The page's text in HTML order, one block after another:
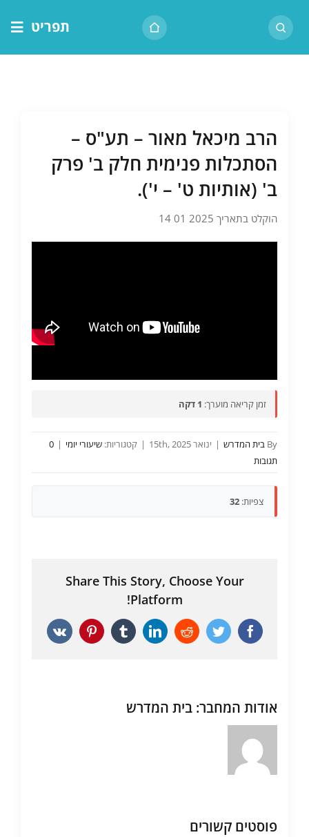
לתוכן
תפריט
מאמרים
הרב מיכאל מאור – תע"ס –
הסתכלות פנימית חלק ב' פרק
ב' (אותיות ט' – י').
הוקלט בתאריך 2025 01 14
זמן קריאה מוערך: 1 דקה
By בית המדרש | ינואר 15th, 2025 | קטגוריות: שיעורי יומי |
0
תגובות
צפיות: 32
Share This Story, Choose Your
Platform!
Facebook
Twitter
Reddit
LinkedIn
Tumblr
Pinterest
Vk
אודות המחבר: בית המדרש
פוסטים קשורים